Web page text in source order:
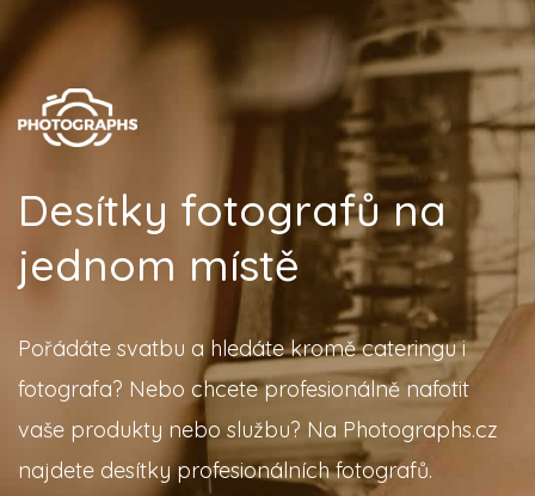
Desítky fotografů na
jednom místě
Pořádáte svatbu a hledáte kromě cateringu i
fotografa? Nebo chcete profesionálně nafotit
vaše produkty nebo službu? Na Photographs.cz
najdete desítky profesionálních fotografů.